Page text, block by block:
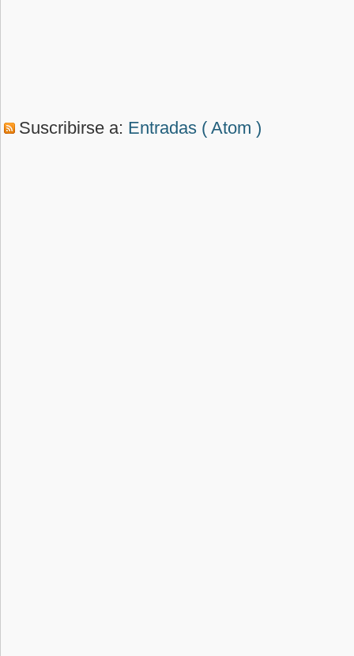
Suscribirse a: Entradas ( Atom )